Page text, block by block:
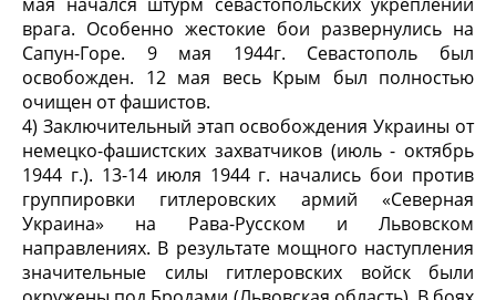
врага. Особенно жестокие бои развернулись на
Сапун-Горе. 9 мая 1944г. Севастополь был
освобожден. 12 мая весь Крым был полностью
очищен от фашистов.
4) Заключительный этап освобождения Украины от
немецко-фашистских захватчиков (июль - октябрь
1944 г.). 13-14 июля 1944 г. начались бои против
группировки гитлеровских армий «Северная
Украина» на Рава-Русском и Львовском
направлениях. В результате мощного наступления
значительные силы гитлеровских войск были